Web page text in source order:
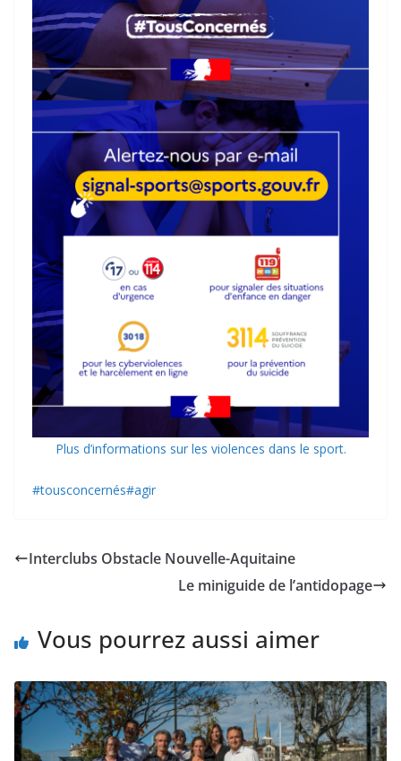
Plus d’informations sur les violences dans le sport.
#tousconcernés#agir
Interclubs Obstacle Nouvelle-Aquitaine
Le miniguide de l’antidopage
Vous pourrez aussi aimer